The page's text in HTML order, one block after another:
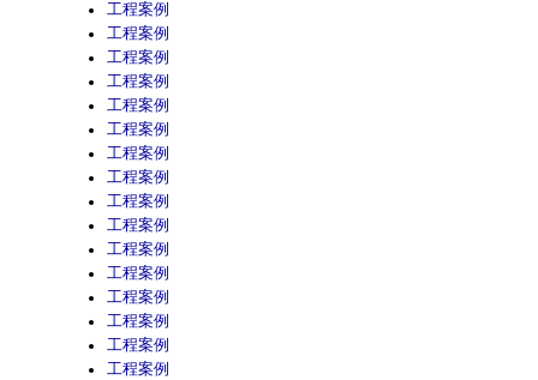
工程案例
工程案例
工程案例
工程案例
工程案例
工程案例
工程案例
工程案例
工程案例
工程案例
工程案例
工程案例
工程案例
工程案例
工程案例
工程案例